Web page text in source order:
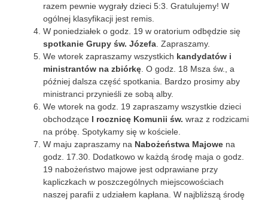
razem pewnie wygrały dzieci 5:3. Gratulujemy! W
ogólnej klasyfikacji jest remis.
W poniedziałek o godz. 19 w oratorium odbędzie się
spotkanie Grupy św. Józefa . Zapraszamy.
We wtorek zapraszamy wszystkich kandydatów i
ministrantów na zbiórkę . O godz. 18 Msza św., a
później dalsza część spotkania. Bardzo prosimy aby
ministranci przynieśli ze sobą alby.
We wtorek na godz. 19 zapraszamy wszystkie dzieci
obchodzące I rocznicę Komunii św. wraz z rodzicami
na próbę. Spotykamy się w kościele.
W maju zapraszamy na Nabożeństwa Majowe na
godz. 17.30. Dodatkowo w każdą środę maja o godz.
19 nabożeństwo majowe jest odprawiane przy
kapliczkach w poszczególnych miejscowościach
naszej parafii z udziałem kapłana. W najbliższą środę